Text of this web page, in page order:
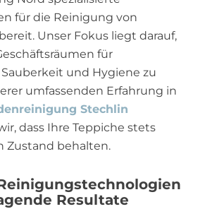
für die Reinigung von
Unser Fokus liegt darauf,
für
und Hygiene zu
umfassenden Erfahrung in
Stechlin
dass Ihre Teppiche stets
Zustand behalten.
Resultate